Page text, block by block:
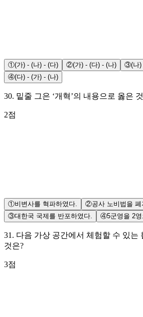
①(가) - (나) - (다) ②(가) - (다) - (나) ③(나)
④(다) - (가) - (나)
30. 밑줄 그은 ‘개혁’의 내용으로 옳은
2점
①비변사를 혁파하였다. ②공사 노비법을 폐
③대한국 국제를 반포하였다. ④5군영을 2
31 . 다음 가상 공간에서 체험할 수 있는
것은?
3점